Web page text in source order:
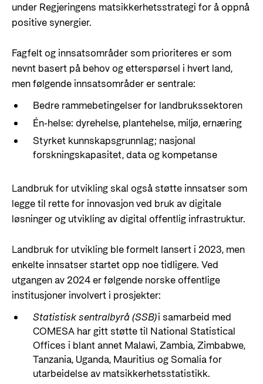
under Regjeringens matsikkerhetsstrategi for å oppnå
positive synergier.
Fagfelt og innsatsområder som prioriteres er som
nevnt basert på behov og etterspørsel i hvert land,
men følgende innsatsområder er sentrale:
Bedre rammebetingelser for landbrukssektoren
Én-helse: dyrehelse, plantehelse, miljø, ernæring
Styrket kunnskapsgrunnlag; nasjonal
forskningskapasitet, data og kompetanse
Landbruk for utvikling skal også støtte innsatser som
legge til rette for innovasjon ved bruk av digitale
løsninger og utvikling av digital offentlig infrastruktur.
Landbruk for utvikling ble formelt lansert i 2023, men
enkelte innsatser startet opp noe tidligere. Ved
utgangen av 2024 er følgende norske offentlige
institusjoner involvert i prosjekter:
Statistisk sentralbyrå (SSB)i samarbeid med
COMESA har gitt støtte til National Statistical
Offices i blant annet Malawi, Zambia, Zimbabwe,
Tanzania, Uganda, Mauritius og Somalia for
utarbeidelse av matsikkerhetsstatistikk.